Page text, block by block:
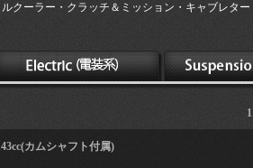
ーラー・クラッチ＆ミッション・キャブレター
1
カムシャフト付属)